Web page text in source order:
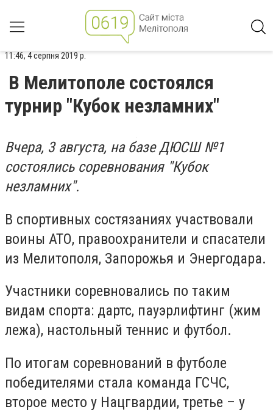
11:46, 4 серпня 2019 р.
В Мелитополе состоялся
турнир "Кубок незламних"
Вчера, 3 августа, на базе ДЮСШ №1
состоялись соревнования "Кубок
незламних".
В спортивных состязаниях участвовали
воины АТО, правоохранители и спасатели
из Мелитополя, Запорожья и Энергодара.
Участники соревновались по таким
видам спорта: дартс, пауэрлифтинг (жим
лежа), настольный теннис и футбол.
По итогам соревнований в футболе
победителями стала команда ГСЧС,
второе место у Нацгвардии, третье – у